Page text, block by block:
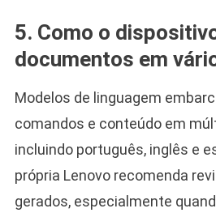
5. Como o
documentos em
Modelos de linguagem
comandos e conteúdo em
incluindo português, inglês e
própria Lenovo recomenda
gerados, especialmente